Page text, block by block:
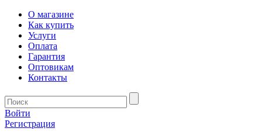
О магазине
Как купить
Услуги
Оплата
Гарантия
Оптовикам
Контакты
Войти
Регистрация